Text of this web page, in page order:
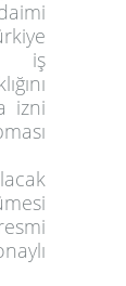
iş
izni